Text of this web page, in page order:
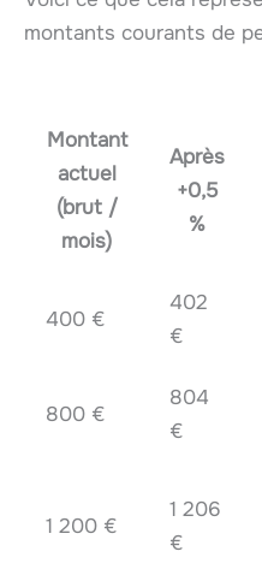
montants courants de
Montant
actuel
(brut /
mois)
Après
+0,5
%
400 €
402
€
800 €
804
€
1 200 €
1 206
€